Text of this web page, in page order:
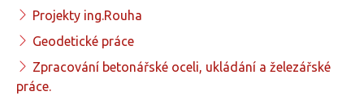
Projekty ing.Rouha
Geodetické práce
Zpracování betonářské oceli, ukládání a železářské
práce.